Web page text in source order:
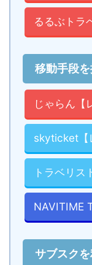
るるぶトラ
移動手段
じゃらん【
skyticket【
トラベリス
NAVITIME
サブスク